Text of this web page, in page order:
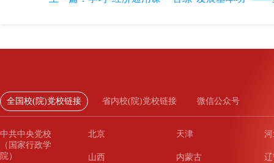
全国校(院)党校链接 省内校(院)党校链接 微信公众号
中共中央党校
（国家行政学
院）
北京 天津
山西 内蒙古